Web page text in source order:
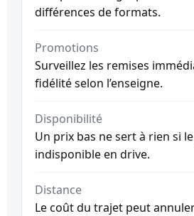
différences de formats.
Promotions
Surveillez les remises
fidélité selon l’enseigne.
Disponibilité
Un prix bas ne sert à rien si
indisponible en drive.
Distance
Le coût du trajet peut